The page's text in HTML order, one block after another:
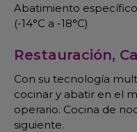
Abatimiento
(-14°C a -18°C)
Restauración,
Con su tecnología
cocinar y abatir en el
operario. Cocina de
siguiente.